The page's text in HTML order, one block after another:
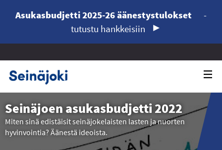
Asukasbudjetti 2025-26 äänestystulokset
-
tutustu hankkeisiin
Seinäjoen asukasbudjetti 2022
Miten sinä edistäisit seinäjokelaisten lasten ja nuorten
hyvinvointia? Äänestä ideoista.